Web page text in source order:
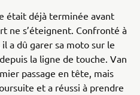
était déjà terminée avant
ne s’éteignent. Confronté à
a dû garer sa moto sur le
la ligne de touche. Van
passage en tête, mais
et a réussi à prendre